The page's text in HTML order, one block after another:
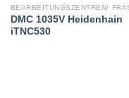
DMC 1035V Heidenhain
iTNC530